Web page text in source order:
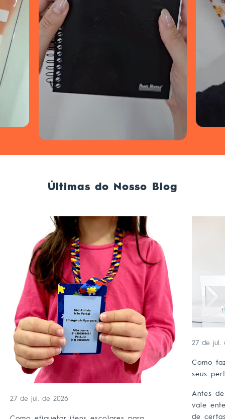
Últimas do Nosso Blog
27 de jul. de 2026
27 de jul.
Como
seus
Antes
vale
de